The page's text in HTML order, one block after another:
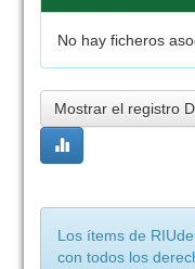
No hay ficheros
Mostrar el registro
Los ítems de
con todos los